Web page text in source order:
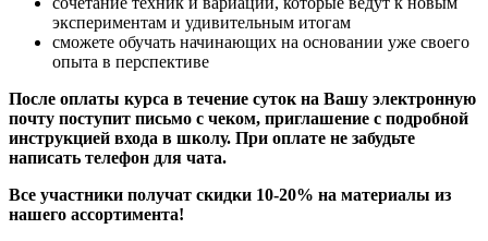
экспериментам и удивительным итогам
сможете обучать начинающих на основании уже своего
опыта в перспективе
После оплаты курса в течение суток на Вашу электронную
почту поступит письмо с чеком, приглашение с подробной
инструкцией входа в школу. При оплате не забудьте
написать телефон для чата.
Все участники получат скидки 10-20% на материалы из
нашего ассортимента!